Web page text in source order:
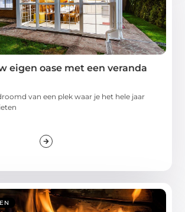
eigen oase met een veranda
van een plek waar je het hele jaar